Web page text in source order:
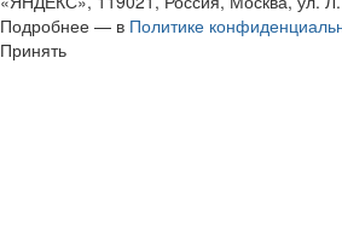
Подробнее — в Политике
Принять